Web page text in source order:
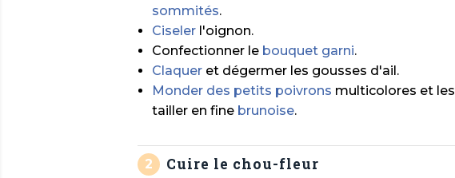
sommités.
Ciseler l'oignon.
Confectionner le bouquet garni.
Claquer et dégermer les gousses d'ail.
Monder des petits poivrons multicolores et les
tailler en fine brunoise.
Cuire le chou-fleur